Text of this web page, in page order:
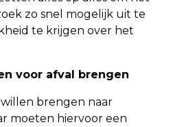
zo snel mogelijk uit te
te krijgen over het
voor afval brengen
brengen naar
moeten hiervoor een